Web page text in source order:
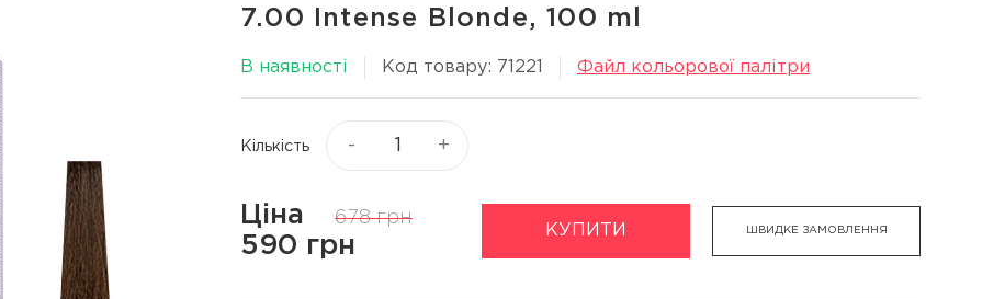
Спрей для укладки волосся Лосьйон для шкіри голови
Хімічна завивка волосся
7.00 Intense Blonde, 100 ml
В наявності Код товару: 71221 Файл кольорової палітри
Кількість - +
Ціна 678 грн
590 грн
КУПИТИ ШВИДКЕ ЗАМОВЛЕННЯ